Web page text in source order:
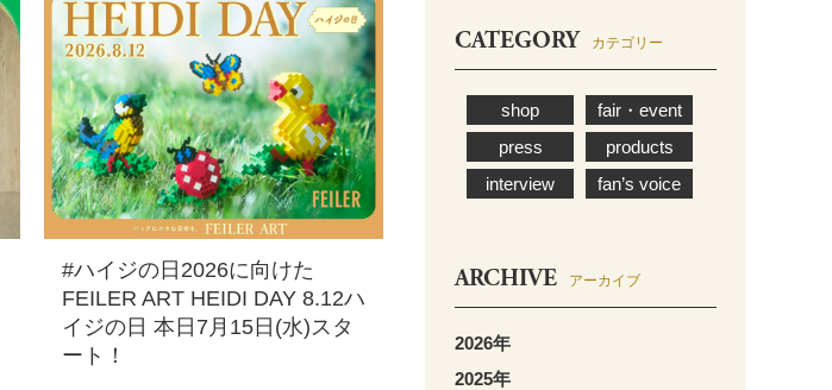
#ハイジの日2026に向けた
FEILER ART HEIDI DAY 8.12ハ
イジの日 本日7月15日(水)スタ
ート！
CATEGORY カテゴリー
shop
fair・event
press
products
interview
fan’s voice
ARCHIVE アーカイブ
2026年
2025年